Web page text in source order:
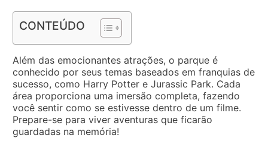
CONTEÚDO
Além das emocionantes atrações, o parque é
conhecido por seus temas baseados em franquias de
sucesso, como Harry Potter e Jurassic Park. Cada
área proporciona uma imersão completa, fazendo
você sentir como se estivesse dentro de um filme.
Prepare-se para viver aventuras que ficarão
guardadas na memória!